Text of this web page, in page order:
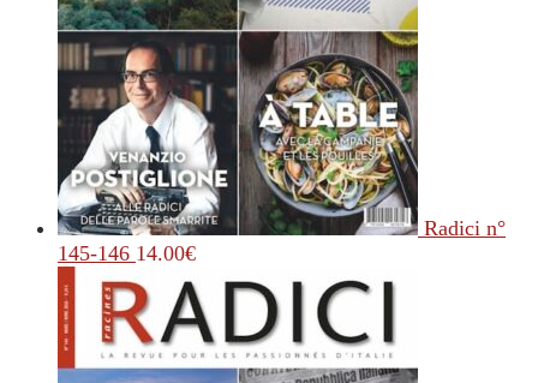
Radici n°
145-146 14.00€